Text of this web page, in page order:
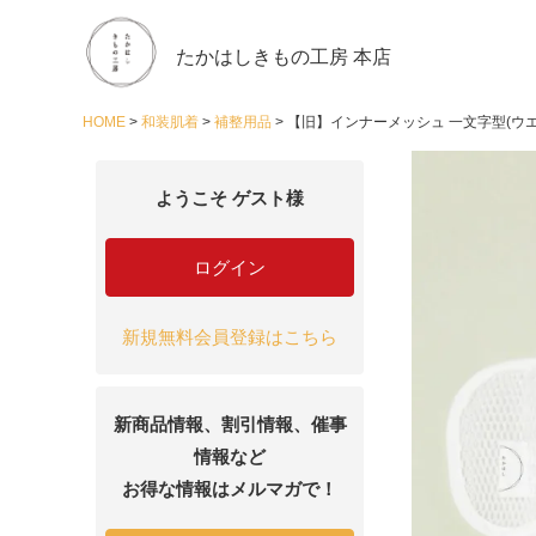
たかはしきもの工房 本店
HOME 和装肌着 補整用品 【旧】インナーメッシュ 一文字型(ウ
ようこそ ゲスト様
ログイン
新規無料会員登録はこちら
新商品情報、割引情報、催事
情報など
お得な情報はメルマガで！